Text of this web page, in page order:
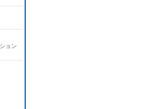
ョン